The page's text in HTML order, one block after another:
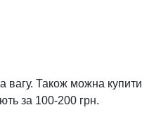
вагу. Також можна купити
за 100-200 грн.